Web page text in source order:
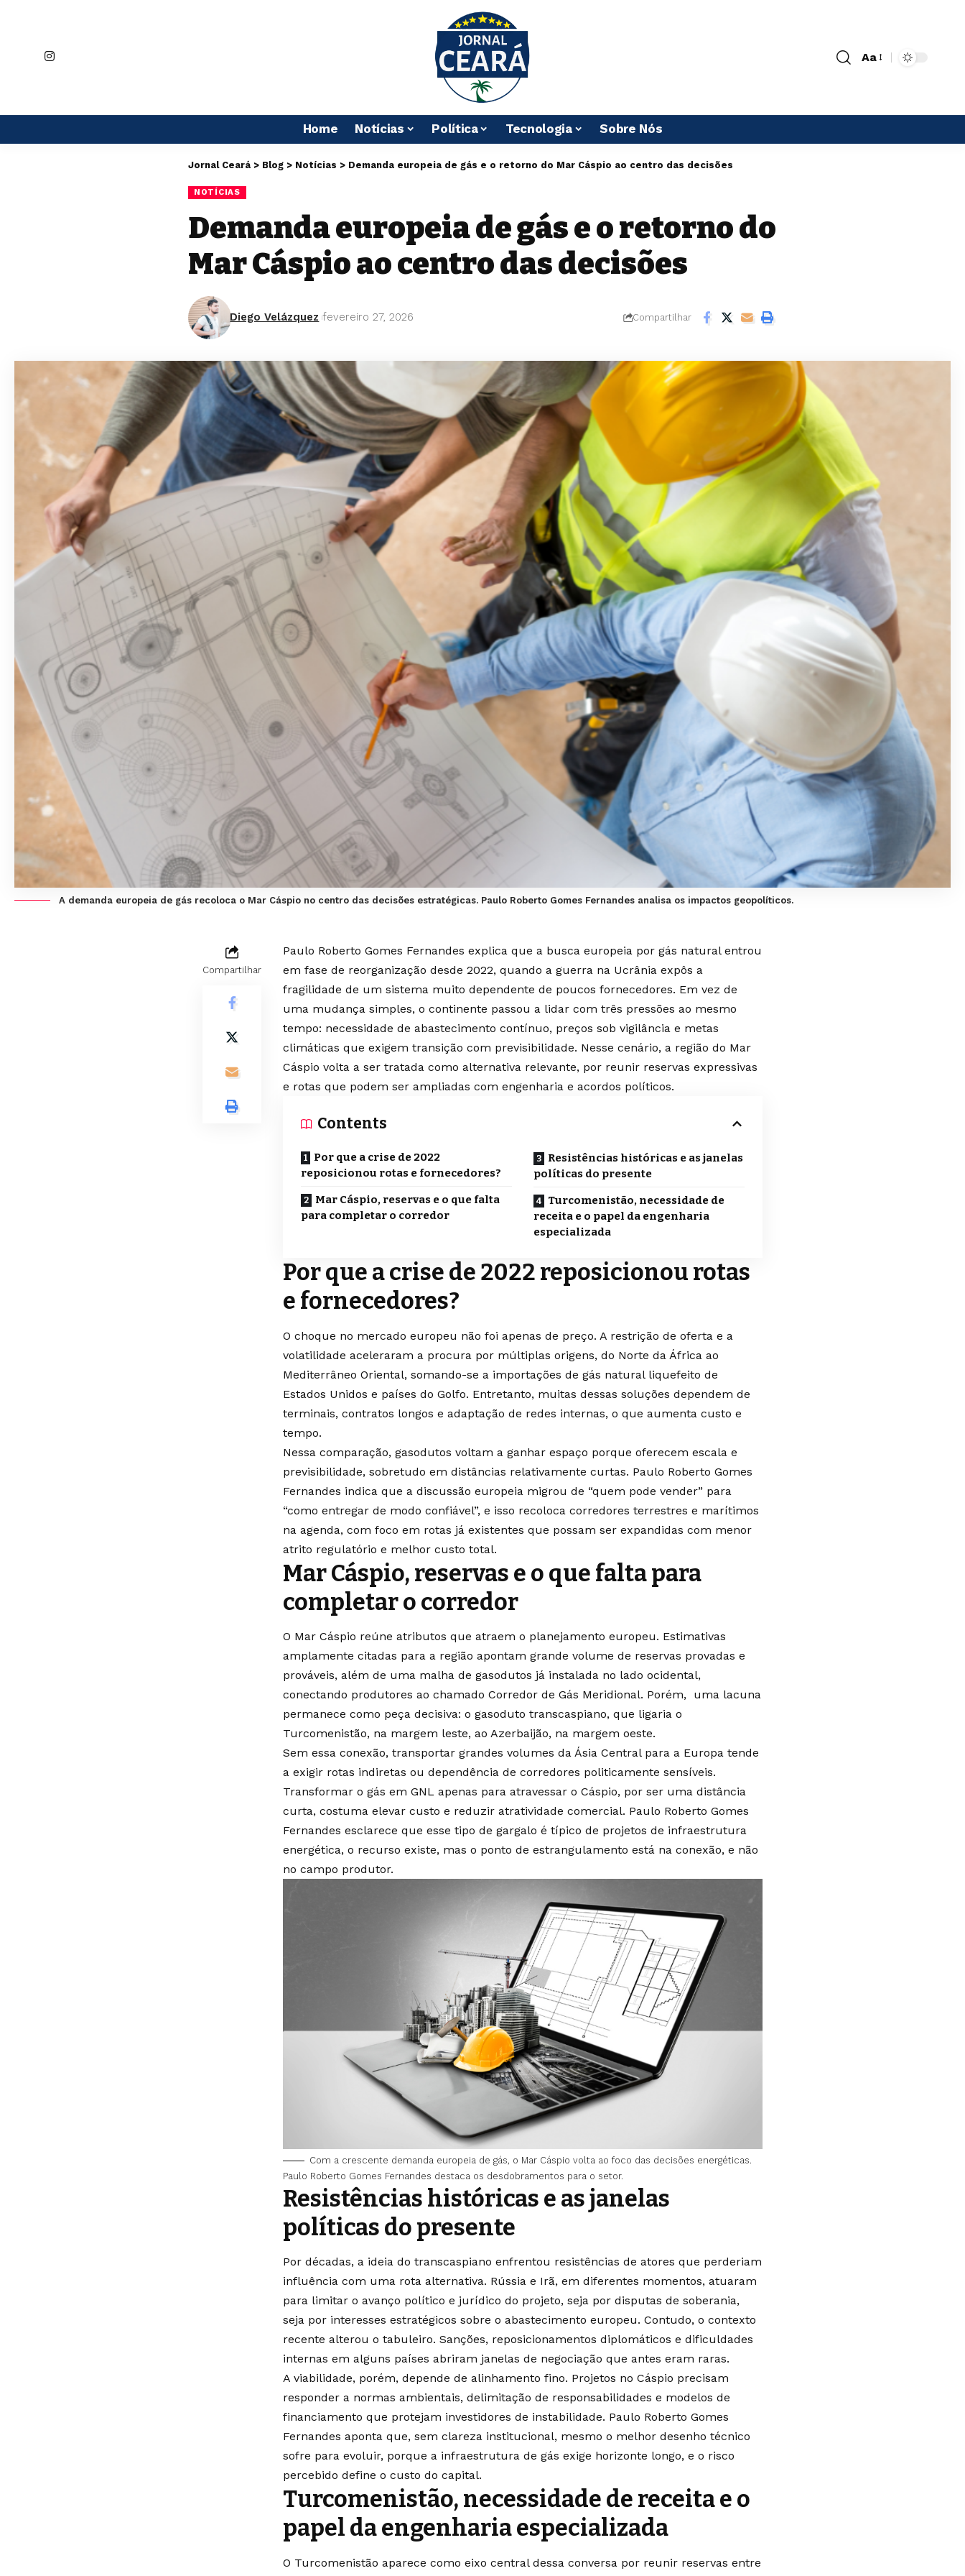
Aa
Home Notícias Política Tecnologia Sobre Nós
Jornal Ceará > Blog > Notícias > Demanda europeia de gás e o retorno do Mar Cáspio ao centro das decisões
NOTÍCIAS
Demanda europeia de gás e o retorno do
Mar Cáspio ao centro das decisões
Diego Velázquez fevereiro 27, 2026 Compartilhar
A demanda europeia de gás recoloca o Mar Cáspio no centro das decisões estratégicas. Paulo Roberto Gomes Fernandes analisa os impactos geopolíticos.
Compartilhar
Paulo Roberto Gomes Fernandes explica que a busca europeia por gás natural entrou
em fase de reorganização desde 2022, quando a guerra na Ucrânia expôs a
fragilidade de um sistema muito dependente de poucos fornecedores. Em vez de
uma mudança simples, o continente passou a lidar com três pressões ao mesmo
tempo: necessidade de abastecimento contínuo, preços sob vigilância e metas
climáticas que exigem transição com previsibilidade. Nesse cenário, a região do Mar
Cáspio volta a ser tratada como alternativa relevante, por reunir reservas expressivas
e rotas que podem ser ampliadas com engenharia e acordos políticos.
Contents
Por que a crise de 2022
reposicionou rotas e fornecedores?
Mar Cáspio, reservas e o que falta
para completar o corredor
Resistências históricas e as janelas
políticas do presente
Turcomenistão, necessidade de
receita e o papel da engenharia
especializada
Por que a crise de 2022 reposicionou rotas
e fornecedores?
O choque no mercado europeu não foi apenas de preço. A restrição de oferta e a
volatilidade aceleraram a procura por múltiplas origens, do Norte da África ao
Mediterrâneo Oriental, somando-se a importações de gás natural liquefeito de
Estados Unidos e países do Golfo. Entretanto, muitas dessas soluções dependem de
terminais, contratos longos e adaptação de redes internas, o que aumenta custo e
tempo.
Nessa comparação, gasodutos voltam a ganhar espaço porque oferecem escala e
previsibilidade, sobretudo em distâncias relativamente curtas. Paulo Roberto Gomes
Fernandes indica que a discussão europeia migrou de “quem pode vender” para
“como entregar de modo confiável”, e isso recoloca corredores terrestres e marítimos
na agenda, com foco em rotas já existentes que possam ser expandidas com menor
atrito regulatório e melhor custo total.
Mar Cáspio, reservas e o que falta para
completar o corredor
O Mar Cáspio reúne atributos que atraem o planejamento europeu. Estimativas
amplamente citadas para a região apontam grande volume de reservas provadas e
prováveis, além de uma malha de gasodutos já instalada no lado ocidental,
conectando produtores ao chamado Corredor de Gás Meridional. Porém, uma lacuna
permanece como peça decisiva: o gasoduto transcaspiano, que ligaria o
Turcomenistão, na margem leste, ao Azerbaijão, na margem oeste.
Sem essa conexão, transportar grandes volumes da Ásia Central para a Europa tende
a exigir rotas indiretas ou dependência de corredores politicamente sensíveis.
Transformar o gás em GNL apenas para atravessar o Cáspio, por ser uma distância
curta, costuma elevar custo e reduzir atratividade comercial. Paulo Roberto Gomes
Fernandes esclarece que esse tipo de gargalo é típico de projetos de infraestrutura
energética, o recurso existe, mas o ponto de estrangulamento está na conexão, e não
no campo produtor.
Com a crescente demanda europeia de gás, o Mar Cáspio volta ao foco das decisões energéticas.
Paulo Roberto Gomes Fernandes destaca os desdobramentos para o setor.
Resistências históricas e as janelas
políticas do presente
Por décadas, a ideia do transcaspiano enfrentou resistências de atores que perderiam
influência com uma rota alternativa. Rússia e Irã, em diferentes momentos, atuaram
para limitar o avanço político e jurídico do projeto, seja por disputas de soberania,
seja por interesses estratégicos sobre o abastecimento europeu. Contudo, o contexto
recente alterou o tabuleiro. Sanções, reposicionamentos diplomáticos e dificuldades
internas em alguns países abriram janelas de negociação que antes eram raras.
A viabilidade, porém, depende de alinhamento fino. Projetos no Cáspio precisam
responder a normas ambientais, delimitação de responsabilidades e modelos de
financiamento que protejam investidores de instabilidade. Paulo Roberto Gomes
Fernandes aponta que, sem clareza institucional, mesmo o melhor desenho técnico
sofre para evoluir, porque a infraestrutura de gás exige horizonte longo, e o risco
percebido define o custo do capital.
Turcomenistão, necessidade de receita e o
papel da engenharia especializada
O Turcomenistão aparece como eixo central dessa conversa por reunir reservas entre